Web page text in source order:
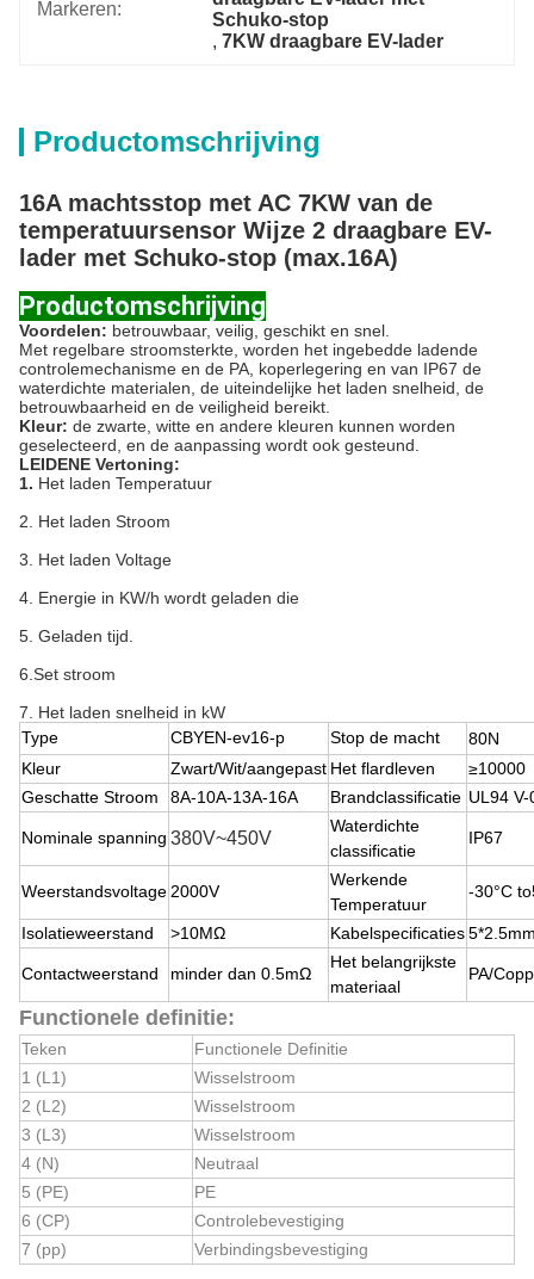
Markeren:
Schuko-stop
, 7KW draagbare EV-lader
Productomschrijving
16A machtsstop met AC 7KW van de
temperatuursensor Wijze 2 draagbare EV-
lader met Schuko-stop (max.16A)
Productomschrijving
Voordelen: betrouwbaar, veilig, geschikt en snel.
Met regelbare stroomsterkte, worden het ingebedde ladende
controlemechanisme en de PA, koperlegering en van IP67 de
waterdichte materialen, de uiteindelijke het laden snelheid, de
betrouwbaarheid en de veiligheid bereikt.
Kleur: de zwarte, witte en andere kleuren kunnen worden
geselecteerd, en de aanpassing wordt ook gesteund.
LEIDENE Vertoning:
1. Het laden Temperatuur
2. Het laden Stroom
3. Het laden Voltage
4. Energie in KW/h wordt geladen die
5. Geladen tijd.
6.Set stroom
7. Het laden snelheid in kW
Type
CBYEN-ev16-p Stop de macht
80N
Kleur
Zwart/Wit/aangepast Het flardleven
≥10000
Geschatte Stroom
8A-10A-13A-16A Brandclassificatie UL94 V-
Nominale spanning 380V~450V
Waterdichte
classificatie
IP67
Weerstandsvoltage 2000V
Werkende
Temperatuur
-30°C
Isolatieweerstand >10MΩ Kabelspecificaties
Contactweerstand minder dan 0.5mΩ
Het belangrijkste
materiaal
PA/
Functionele definitie:
Teken
Functionele Definitie
1 (L1)
Wisselstroom
2 (L2)
Wisselstroom
3 (L3)
Wisselstroom
4 (N)
Neutraal
5 (PE)
PE
6 (CP)
Controlebevestiging
7 (pp)
Verbindingsbevestiging